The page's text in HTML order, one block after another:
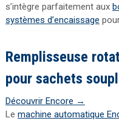
s’intègre parfaitement aux
systèmes d’encaissage
Remplisseuse
pour sachets
Découvrir Encore →
Le machine automatique